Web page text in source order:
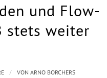
und Flow-
stets weiter
/ VONARNO BORCHERS